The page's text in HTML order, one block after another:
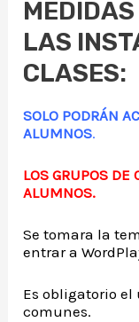
LAS
CLASES:
SOLO PODRÁN
ALUMNOS.
LOS GRUPOS
ALUMNOS.
Se tomara la
entrar a
Es obligatorio el
comunes.